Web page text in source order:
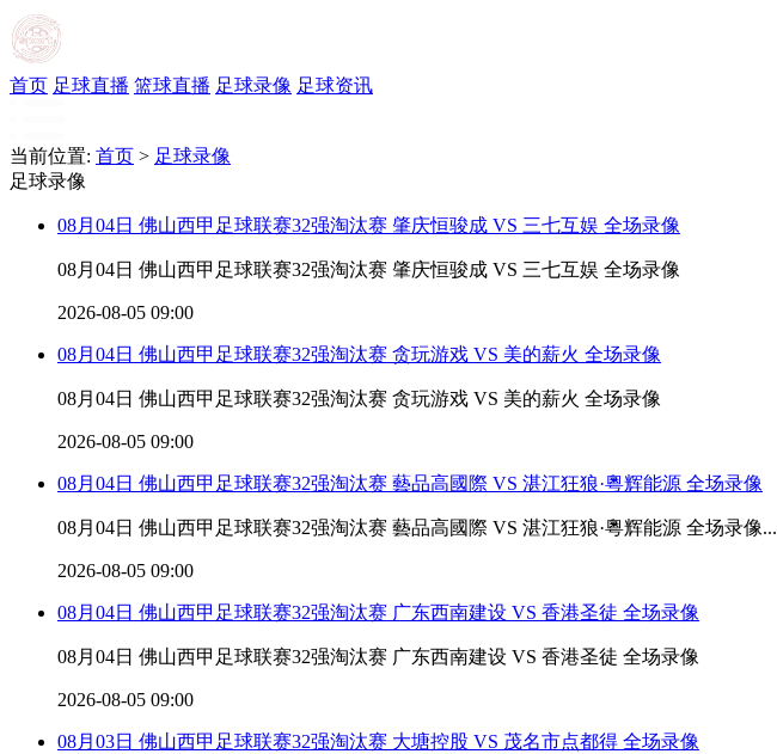
首页 足球直播 篮球直播 足球录像 足球资讯
当前位置: 首页 > 足球录像
足球录像
08月04日 佛山西甲足球联赛32强淘汰赛 肇庆恒骏成 VS 三七互娱 全场录像
08月04日 佛山西甲足球联赛32强淘汰赛 肇庆恒骏成 VS 三七互娱 全场录像
2026-08-05 09:00
08月04日 佛山西甲足球联赛32强淘汰赛 贪玩游戏 VS 美的薪火 全场录像
08月04日 佛山西甲足球联赛32强淘汰赛 贪玩游戏 VS 美的薪火 全场录像
2026-08-05 09:00
08月04日 佛山西甲足球联赛32强淘汰赛 藝品高國際 VS 湛江狂狼·粵辉能源 全场录像
08月04日 佛山西甲足球联赛32强淘汰赛 藝品高國際 VS 湛江狂狼·粵辉能源 全场录像...
2026-08-05 09:00
08月04日 佛山西甲足球联赛32强淘汰赛 广东西南建设 VS 香港圣徒 全场录像
08月04日 佛山西甲足球联赛32强淘汰赛 广东西南建设 VS 香港圣徒 全场录像
2026-08-05 09:00
08月03日 佛山西甲足球联赛32强淘汰赛 大塘控股 VS 茂名市点都得 全场录像